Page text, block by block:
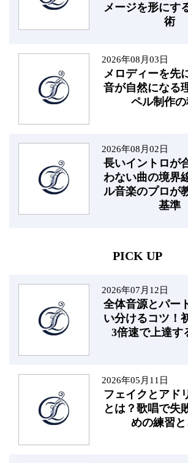
メージを形にす
術
2026年08月03日
メロディーを先
音が自然になる
ペル制作
2026年08月02日
長いイントロが
わない曲の境界
ル音楽のプロが
基準
PICK UP
2026年07月12日
全体音源とパー
い分けるコツ！
3倍速で上達す
2026年05月11日
フェイクとアド
とは？歌唱で失
めの練習